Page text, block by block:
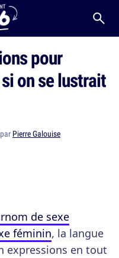
pour
on se lustrait
Pierre Galouise
de sexe
féminin, la langue
expressions en tout